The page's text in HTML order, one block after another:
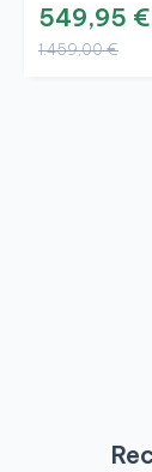
549,95 €
1.459,00 €